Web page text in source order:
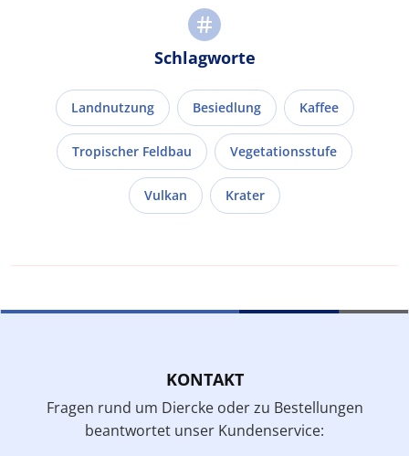
Schlagworte
Landnutzung Besiedlung Kaffee
Tropischer Feldbau Vegetationsstufe
Vulkan Krater
KONTAKT
Fragen rund um Diercke oder zu Bestellungen
beantwortet unser Kundenservice: